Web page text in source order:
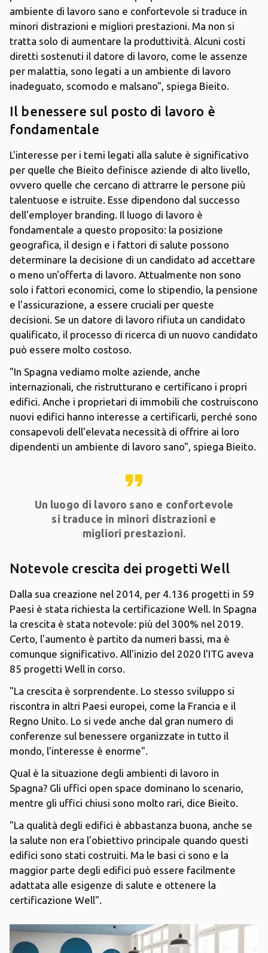
ambiente di lavoro sano e confortevole si traduce in
minori distrazioni e migliori prestazioni. Ma non si
tratta solo di aumentare la produttività. Alcuni costi
diretti sostenuti il datore di lavoro, come le assenze
per malattia, sono legati a un ambiente di lavoro
inadeguato, scomodo e malsano", spiega Bieito.
Il benessere sul posto di lavoro è
fondamentale
L'interesse per i temi legati alla salute è significativo
per quelle che Bieito definisce aziende di alto livello,
ovvero quelle che cercano di attrarre le persone più
talentuose e istruite. Esse dipendono dal successo
dell'employer branding. Il luogo di lavoro è
fondamentale a questo proposito: la posizione
geografica, il design e i fattori di salute possono
determinare la decisione di un candidato ad accettare
o meno un'offerta di lavoro. Attualmente non sono
solo i fattori economici, come lo stipendio, la pensione
e l'assicurazione, a essere cruciali per queste
decisioni. Se un datore di lavoro rifiuta un candidato
qualificato, il processo di ricerca di un nuovo candidato
può essere molto costoso.
"In Spagna vediamo molte aziende, anche
internazionali, che ristrutturano e certificano i propri
edifici. Anche i proprietari di immobili che costruiscono
nuovi edifici hanno interesse a certificarli, perché sono
consapevoli dell'elevata necessità di offrire ai loro
dipendenti un ambiente di lavoro sano", spiega Bieito.
format_quote
Un luogo di lavoro sano e confortevole
si traduce in minori distrazioni e
migliori prestazioni.
Notevole crescita dei progetti Well
Dalla sua creazione nel 2014, per 4.136 progetti in 59
Paesi è stata richiesta la certificazione Well. In Spagna
la crescita è stata notevole: più del 300% nel 2019.
Certo, l'aumento è partito da numeri bassi, ma è
comunque significativo. All'inizio del 2020 l'ITG aveva
85 progetti Well in corso.
"La crescita è sorprendente. Lo stesso sviluppo si
riscontra in altri Paesi europei, come la Francia e il
Regno Unito. Lo si vede anche dal gran numero di
conferenze sul benessere organizzate in tutto il
mondo, l'interesse è enorme".
Qual è la situazione degli ambienti di lavoro in
Spagna? Gli uffici open space dominano lo scenario,
mentre gli uffici chiusi sono molto rari, dice Bieito.
"La qualità degli edifici è abbastanza buona, anche se
la salute non era l'obiettivo principale quando questi
edifici sono stati costruiti. Ma le basi ci sono e la
maggior parte degli edifici può essere facilmente
adattata alle esigenze di salute e ottenere la
certificazione Well".